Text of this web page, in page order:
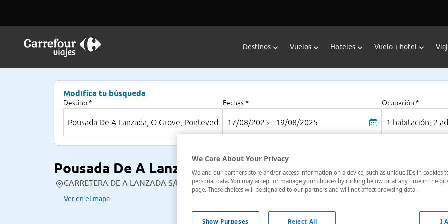
Destinos Vuelos Hoteles Vuelo + hotel
Modifica tu búsqueda
Destino * Fechas *
17/08/2025 - 19/08/2025
Ocupación *
1 habitación, 2
Pousada De A Lanzada
CARRETERA DE A LANZADA S/N, , O Grove, Pontevedra, España
Ver en el mapa
We Care About Your Privacy
We and our partners store and/or access information on a device, such as unique IDs in cookies
personal data. You may accept or manage your choices by clicking below or at any time in the
page. These choices will be signaled to our partners and will not affect browsing data.
Show Purposes Reject All I